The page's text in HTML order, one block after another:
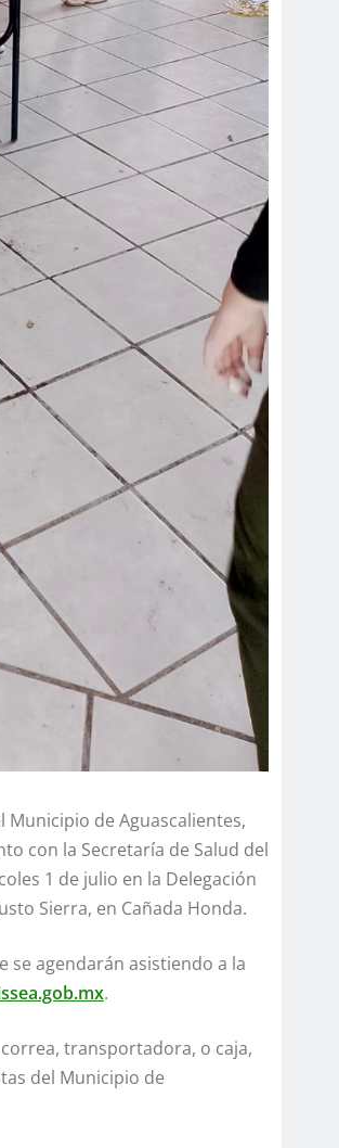
de Aguascalientes,
con la Secretaría de Salud del
1 de julio en la Delegación
Sierra, en Cañada Honda.
se agendarán asistiendo a la
.
transportadora, o caja,
del Municipio de